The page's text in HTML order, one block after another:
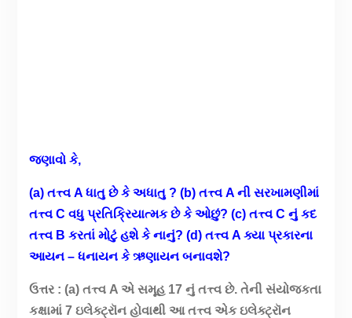
જણાવો કે,
(a) તત્ત્વ A ધાતુ છે કે અધાતુ ? (b) તત્ત્વ A ની સરખામણીમાં
તત્ત્વ C વધુ પ્રતિક્રિયાત્મક છે કે ઓછું? (c) તત્ત્વ C નું કદ
તત્ત્વ B કરતાં મોટું હશે કે નાનું? (d) તત્ત્વ A ક્યા પ્રકારના
આયન – ધનાયન કે ઋણાયન બનાવશે?
ઉત્તર : (a) તત્ત્વ A એ સમૂહ 17 નું તત્ત્વ છે. તેની સંયોજકતા
કક્ષામાં 7 ઇલેક્ટ્રૉન હોવાથી આ તત્ત્વ એક ઇલેક્ટ્રૉન